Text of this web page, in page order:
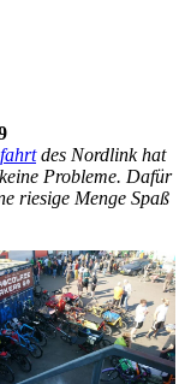
des Nordlink hat
Probleme. Dafür
riesige Menge Spaß